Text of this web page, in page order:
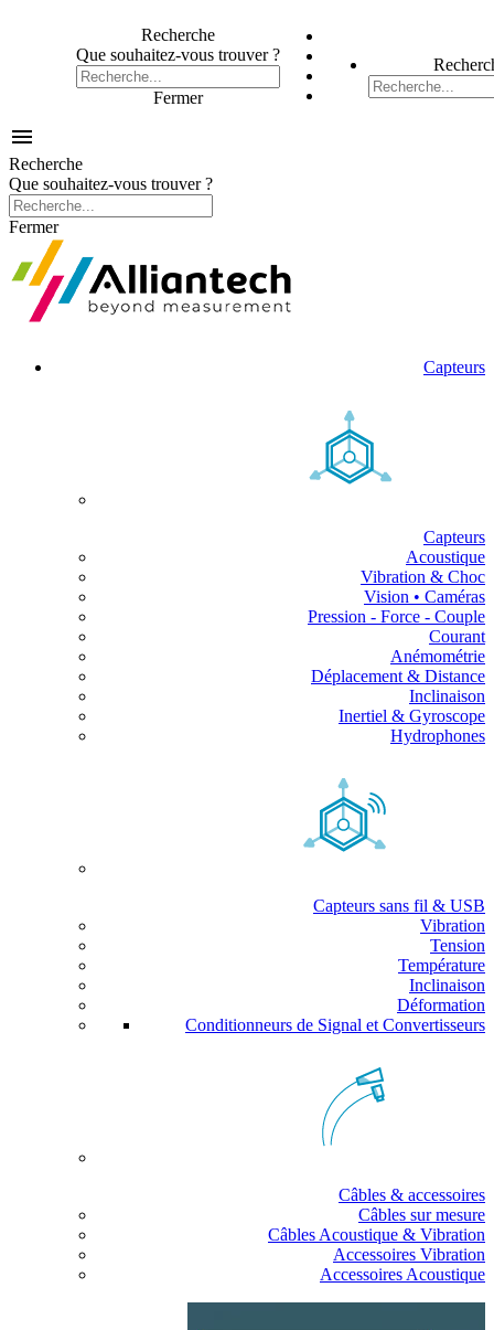
Recherche
Que souhaitez-vous trouver ?
Fermer

Recherche
Que souhaitez-vous trouver ?
Fermer
Capteurs
Capteurs
Acoustique
Vibration & Choc
Vision • Caméras
Pression - Force - Couple
Courant
Anémométrie
Déplacement & Distance
Inclinaison
Inertiel & Gyroscope
Hydrophones
Capteurs sans fil & USB
Vibration
Tension
Température
Inclinaison
Déformation
Conditionneurs de Signal et Convertisseurs
Câbles & accessoires
Câbles sur mesure
Câbles Acoustique & Vibration
Accessoires Vibration
Accessoires Acoustique